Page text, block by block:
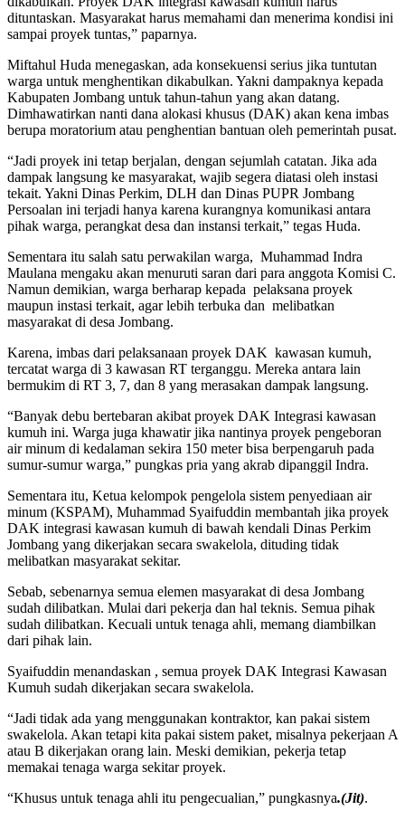
dituntaskan. Masyarakat harus memahami dan menerima kondisi ini
sampai proyek tuntas,” paparnya.
Miftahul Huda menegaskan, ada konsekuensi serius jika tuntutan
warga untuk menghentikan dikabulkan. Yakni dampaknya kepada
Kabupaten Jombang untuk tahun-tahun yang akan datang.
Dimhawatirkan nanti dana alokasi khusus (DAK) akan kena imbas
berupa moratorium atau penghentian bantuan oleh pemerintah pusat.
“Jadi proyek ini tetap berjalan, dengan sejumlah catatan. Jika ada
dampak langsung ke masyarakat, wajib segera diatasi oleh instasi
tekait. Yakni Dinas Perkim, DLH dan Dinas PUPR Jombang
Persoalan ini terjadi hanya karena kurangnya komunikasi antara
pihak warga, perangkat desa dan instansi terkait,” tegas Huda.
Sementara itu salah satu perwakilan warga, Muhammad Indra
Maulana mengaku akan menuruti saran dari para anggota Komisi C.
Namun demikian, warga berharap kepada pelaksana proyek
maupun instasi terkait, agar lebih terbuka dan melibatkan
masyarakat di desa Jombang.
Karena, imbas dari pelaksanaan proyek DAK kawasan kumuh,
tercatat warga di 3 kawasan RT terganggu. Mereka antara lain
bermukim di RT 3, 7, dan 8 yang merasakan dampak langsung.
“Banyak debu bertebaran akibat proyek DAK Integrasi kawasan
kumuh ini. Warga juga khawatir jika nantinya proyek pengeboran
air minum di kedalaman sekira 150 meter bisa berpengaruh pada
sumur-sumur warga,” pungkas pria yang akrab dipanggil Indra.
Sementara itu, Ketua kelompok pengelola sistem penyediaan air
minum (KSPAM), Muhammad Syaifuddin membantah jika proyek
DAK integrasi kawasan kumuh di bawah kendali Dinas Perkim
Jombang yang dikerjakan secara swakelola, dituding tidak
melibatkan masyarakat sekitar.
Sebab, sebenarnya semua elemen masyarakat di desa Jombang
sudah dilibatkan. Mulai dari pekerja dan hal teknis. Semua pihak
sudah dilibatkan. Kecuali untuk tenaga ahli, memang diambilkan
dari pihak lain.
Syaifuddin menandaskan , semua proyek DAK Integrasi Kawasan
Kumuh sudah dikerjakan secara swakelola.
“Jadi tidak ada yang menggunakan kontraktor, kan pakai sistem
swakelola. Akan tetapi kita pakai sistem paket, misalnya pekerjaan A
atau B dikerjakan orang lain. Meski demikian, pekerja tetap
memakai tenaga warga sekitar proyek.
“Khusus untuk tenaga ahli itu pengecualian,” pungkasnya.(Jit).